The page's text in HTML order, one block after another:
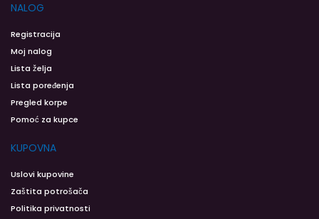
NALOG
Registracija
Moj nalog
Lista želja
Lista poređenja
Pregled korpe
Pomoć za kupce
KUPOVNA
Uslovi kupovine
Zaštita potrošača
Politika privatnosti